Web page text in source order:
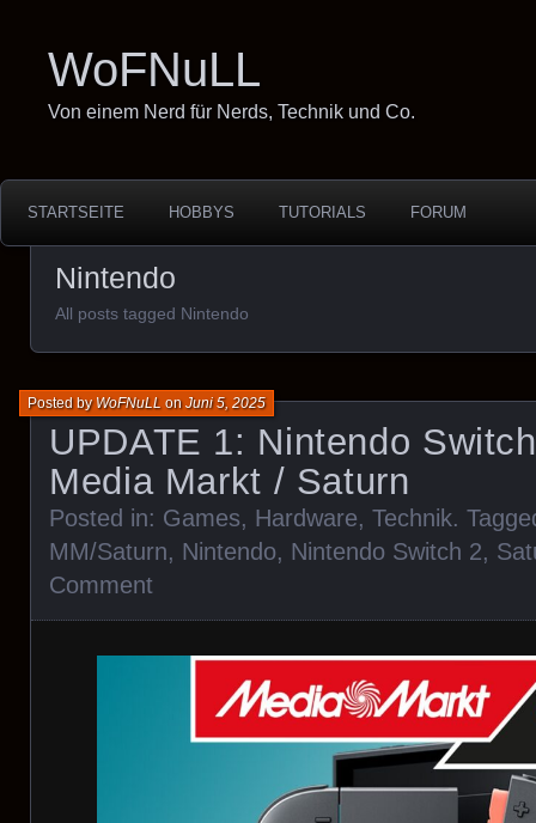
WoFNuLL
Von einem Nerd für Nerds, Technik und Co.
STARTSEITE HOBBYS TUTORIALS FORUM
Nintendo
All posts tagged Nintendo
UPDATE 1: Nintendo
Media Markt / Saturn
Posted byWoFNuLL onJuni 5, 2025
Posted in: Games, Hardware, Technik.
MM/Saturn, Nintendo, Nintendo Switch 2,
Comment